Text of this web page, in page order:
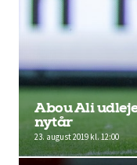
Abou Ali
nytår
23. august 2019 kl. 12:00